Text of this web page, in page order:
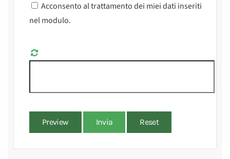
Acconsento al trattamento dei miei dati inseriti
nel modulo.
Preview Invia Reset